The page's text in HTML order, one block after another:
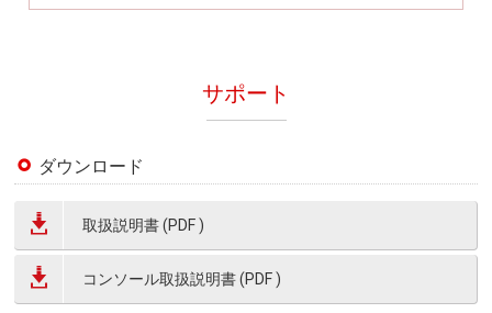
サポート
ダウンロード
取扱説明書 (PDF )
コンソール取扱説明書 (PDF )